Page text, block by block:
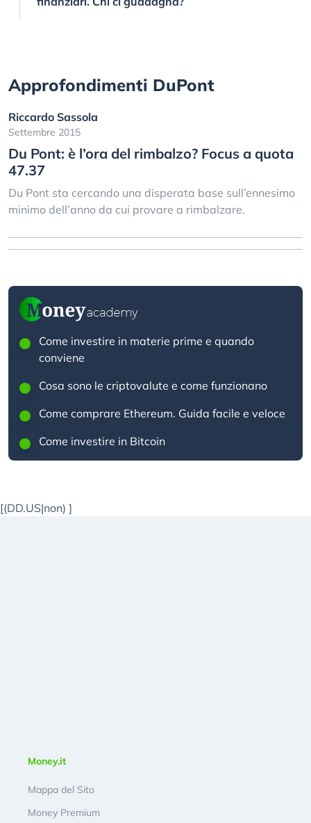
Approfondimenti DuPont
Riccardo Sassola
Settembre 2015
Du Pont: è l’ora del rimbalzo? Focus a quota
47.37
Du Pont sta cercando una disperata base sull’ennesimo
minimo dell’anno da cui provare a rimbalzare.
Come investire in materie prime e quando
conviene
Cosa sono le criptovalute e come funzionano
Come comprare Ethereum. Guida facile e veloce
Come investire in Bitcoin
[(DD.US|non) ]
Money.it
Mappa del Sito
Money Premium